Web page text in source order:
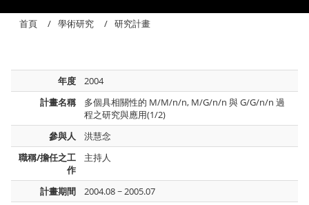
首頁 學術研究 研究計畫
年度
2004
計畫名稱
多個具相關性的 M/M/n/n, M/G/n/n 與 G/G/n/n 過
程之研究與應用(1/2)
參與人
洪慧念
職稱/擔任之工
作
主持人
計畫期間
2004.08 ~ 2005.07